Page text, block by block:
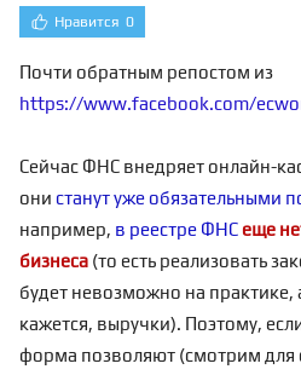
Нравится 0
Почти обратным репостом из
https://www.facebook.com/
Сейчас ФНС внедряет онлайн-
они станут уже обязательными
например, в реестре ФНСеще
бизнеса (то есть реализовать
будет невозможно на практике,
кажется, выручки). Поэтому,
форма позволяют (смотрим для